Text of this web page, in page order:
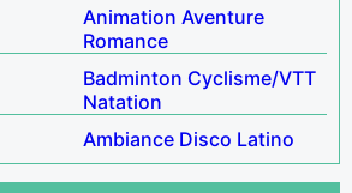
Animation Aventure
Romance
Badminton Cyclisme/VTT
Natation
Ambiance Disco Latino